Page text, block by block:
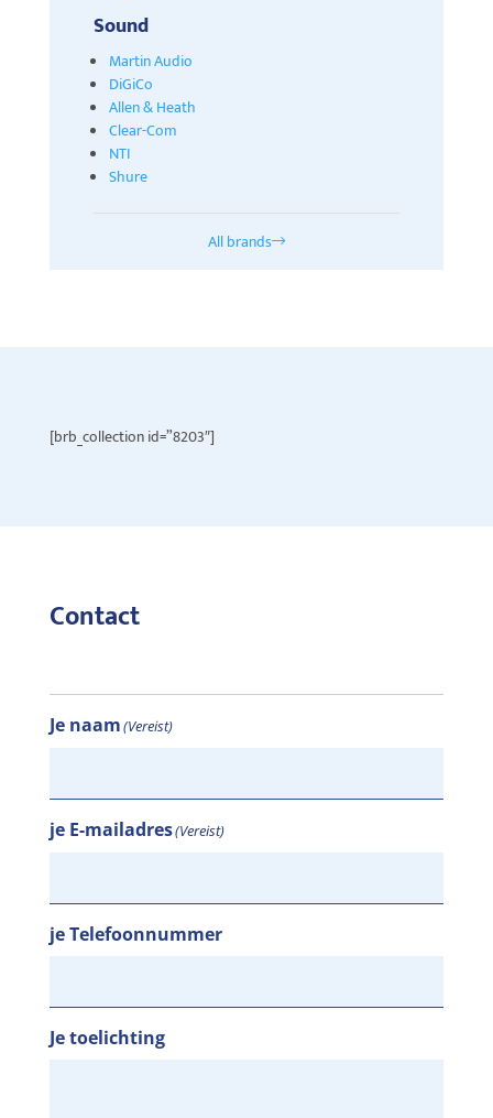
Sound
Martin Audio
DiGiCo
Allen & Heath
Clear-Com
NTI
Shure
All brands
[brb_collection id=”8203″]
Contact
Je naam(Vereist)
je E-mailadres(Vereist)
je Telefoonnummer
Je toelichting